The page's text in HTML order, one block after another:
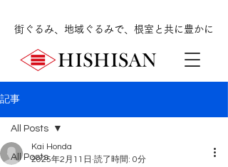
街ぐるみ、地域ぐるみで、根室と共に豊かに
記事
All Posts
All Posts
Kai Honda
2025年2月11日 読了時間: 0分